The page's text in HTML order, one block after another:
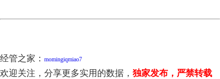
文献：中国股票市场羊群效应实证分析_马丽.pdf
经管之家： momingiqmiao7
欢迎关注，分享更多实用的数据， 独家发布，严禁转载